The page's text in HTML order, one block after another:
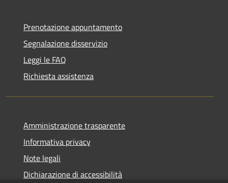
Prenotazione appuntamento
Segnalazione disservizio
Leggi le FAQ
Richiesta assistenza
Amministrazione trasparente
Informativa privacy
Note legali
Dichiarazione di accessibilità